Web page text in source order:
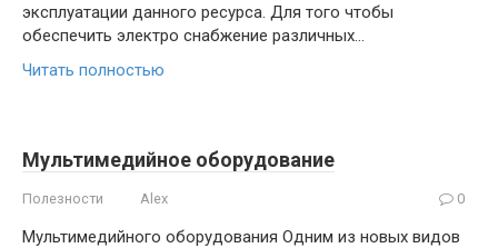
эксплуатации данного ресурса. Для того чтобы
обеспечить электро снабжение различных…
Читать полностью
Мультимедийное оборудование
Полезности Alex 0
Мультимедийного оборудования Одним из новых видов